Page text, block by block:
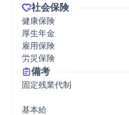
社会保険
健康保険
厚生年金
雇用保険
労災保険
備考
固定残業代制
基本給